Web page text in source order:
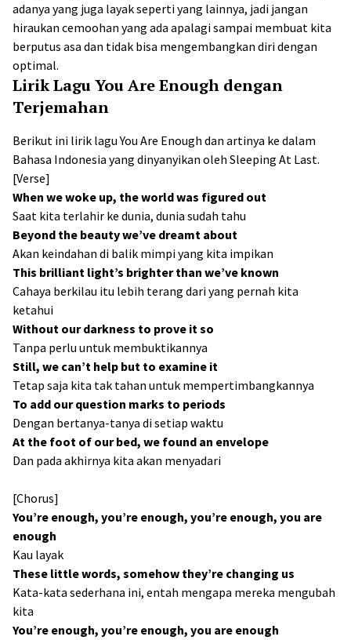
adanya yang juga layak seperti yang lainnya, jadi jangan
hiraukan cemoohan yang ada apalagi sampai membuat kita
berputus asa dan tidak bisa mengembangkan diri dengan
optimal.
Lirik Lagu You Are Enough dengan
Terjemahan
Berikut ini lirik lagu You Are Enough dan artinya ke dalam
Bahasa Indonesia yang dinyanyikan oleh Sleeping At Last.
[Verse]
When we woke up, the world was figured out
Saat kita terlahir ke dunia, dunia sudah tahu
Beyond the beauty we’ve dreamt about
Akan keindahan di balik mimpi yang kita impikan
This brilliant light’s brighter than we’ve known
Cahaya berkilau itu lebih terang dari yang pernah kita
ketahui
Without our darkness to prove it so
Tanpa perlu untuk membuktikannya
Still, we can’t help but to examine it
Tetap saja kita tak tahan untuk mempertimbangkannya
To add our question marks to periods
Dengan bertanya-tanya di setiap waktu
At the foot of our bed, we found an envelope
Dan pada akhirnya kita akan menyadari
[Chorus]
You’re enough, you’re enough, you’re enough, you are
enough
Kau layak
These little words, somehow they’re changing us
Kata-kata sederhana ini, entah mengapa mereka mengubah
kita
You’re enough, you’re enough, you are enough